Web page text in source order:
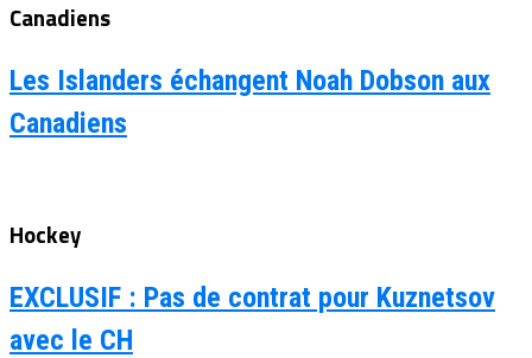
Canadiens
Les Islanders échangent Noah Dobson aux
Canadiens
Hockey
EXCLUSIF : Pas de contrat pour Kuznetsov
avec le CH